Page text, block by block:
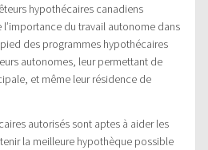
hypothécaires canadiens
du travail autonome dans
des programmes hypothécaires
autonomes, leur permettant de
et même leur résidence de
autorisés sont aptes à aider les
la meilleure hypothèque possible